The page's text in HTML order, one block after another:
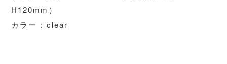
H120mm）
カラー : clear